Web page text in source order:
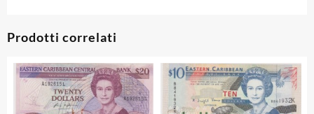
Prodotti correlati